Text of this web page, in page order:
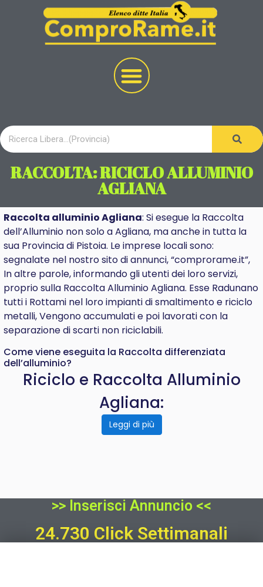
RACCOLTA: RICICLO ALLUMINIO
AGLIANA
Raccolta alluminio Agliana: Si esegue la Raccolta
dell’Alluminio non solo a Agliana, ma anche in tutta la
sua Provincia di Pistoia. Le imprese locali sono:
segnalate nel nostro sito di annunci, “comprorame.it”,
In altre parole, informando gli utenti dei loro servizi,
proprio sulla Raccolta Alluminio Agliana. Esse Radunano
tutti i Rottami nel loro impianti di smaltimento e riciclo
metalli, Vengono accumulati e poi lavorati con la
separazione di scarti non riciclabili.
Come viene eseguita la Raccolta differenziata
dell’alluminio?
Riciclo e Raccolta Alluminio
Agliana:
Leggi di più
>> Inserisci Annuncio <<
24.730 Click Settimanali